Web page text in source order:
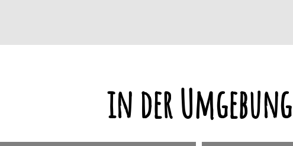
in der Umgebung